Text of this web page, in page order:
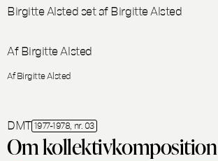
Birgitte Alsted set af Birgitte Alsted
Af Birgitte Alsted
Af Birgitte Alsted
DMT 1977-1978, nr. 03
Om kollektivkomposition